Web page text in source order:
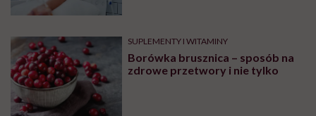
SUPLEMENTY I WITAMINY
Borówka brusznica – sposób na
zdrowe przetwory i nie tylko